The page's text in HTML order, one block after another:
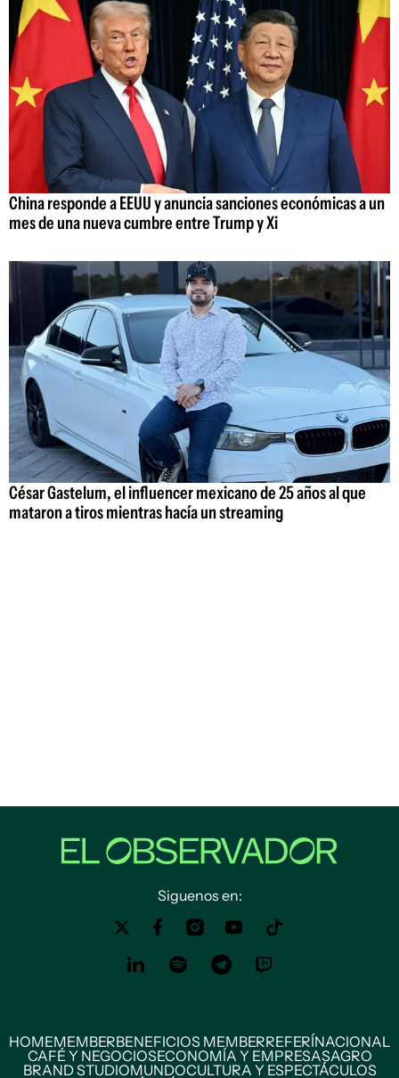
China responde a EEUU y anuncia sanciones económicas a un
mes de una nueva cumbre entre Trump y Xi
César Gastelum, el influencer mexicano de 25 años al que
mataron a tiros mientras hacía un streaming
Siguenos en:
HOMEMEMBERBENEFICIOS MEMBERREFERÍNACIONAL
CAFÉ Y NEGOCIOSECONOMÍA Y EMPRESASAGRO
BRAND STUDIOMUNDOCULTURA Y ESPECTÁCULOS